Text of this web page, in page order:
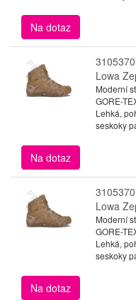
Na dotaz
Lowa
Moderní
GORE-
Lehká,
seskoky
Na dotaz
Lowa
Moderní
GORE-
Lehká,
seskoky
Na dotaz